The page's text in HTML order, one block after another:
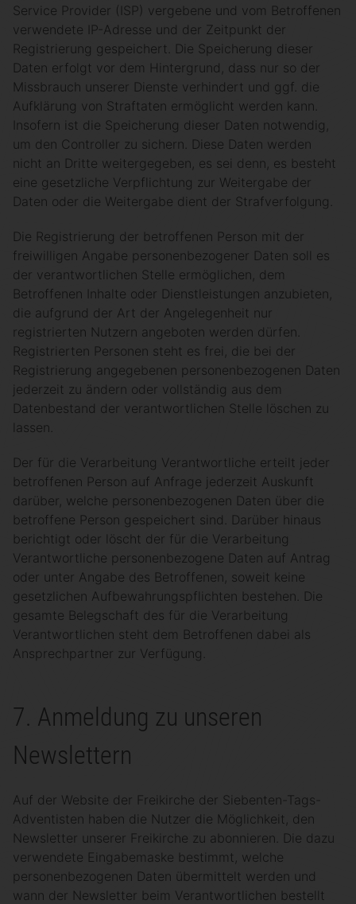
Service Provider (ISP) vergebene und vom Betroffenen
verwendete IP-Adresse und der Zeitpunkt der
Registrierung gespeichert. Die Speicherung dieser
Daten erfolgt vor dem Hintergrund, dass nur so der
Missbrauch unserer Dienste verhindert und ggf. die
Aufklärung von Straftaten ermöglicht werden kann.
Insofern ist die Speicherung dieser Daten notwendig,
um den Controller zu sichern. Diese Daten werden
nicht an Dritte weitergegeben, es sei denn, es besteht
eine gesetzliche Verpflichtung zur Weitergabe der
Daten oder die Weitergabe dient der Strafverfolgung.
Die Registrierung der betroffenen Person mit der
freiwilligen Angabe personenbezogener Daten soll es
der verantwortlichen Stelle ermöglichen, dem
Betroffenen Inhalte oder Dienstleistungen anzubieten,
die aufgrund der Art der Angelegenheit nur
registrierten Nutzern angeboten werden dürfen.
Registrierten Personen steht es frei, die bei der
Registrierung angegebenen personenbezogenen Daten
jederzeit zu ändern oder vollständig aus dem
Datenbestand der verantwortlichen Stelle löschen zu
lassen.
Der für die Verarbeitung Verantwortliche erteilt jeder
betroffenen Person auf Anfrage jederzeit Auskunft
darüber, welche personenbezogenen Daten über die
betroffene Person gespeichert sind. Darüber hinaus
berichtigt oder löscht der für die Verarbeitung
Verantwortliche personenbezogene Daten auf Antrag
oder unter Angabe des Betroffenen, soweit keine
gesetzlichen Aufbewahrungspflichten bestehen. Die
gesamte Belegschaft des für die Verarbeitung
Verantwortlichen steht dem Betroffenen dabei als
Ansprechpartner zur Verfügung.
7. Anmeldung zu unseren
Newslettern
Auf der Website der Freikirche der Siebenten-Tags-
Adventisten haben die Nutzer die Möglichkeit, den
Newsletter unserer Freikirche zu abonnieren. Die dazu
verwendete Eingabemaske bestimmt, welche
personenbezogenen Daten übermittelt werden und
wann der Newsletter beim Verantwortlichen bestellt